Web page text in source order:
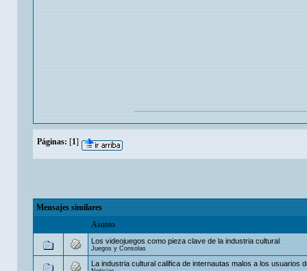
Páginas: [1]
Mensajes similares
Asunto
Los videojuegos como pieza clave de la industria cultural
Juegos y Consolas
La industria cultural califica de internautas malos a los usuarios